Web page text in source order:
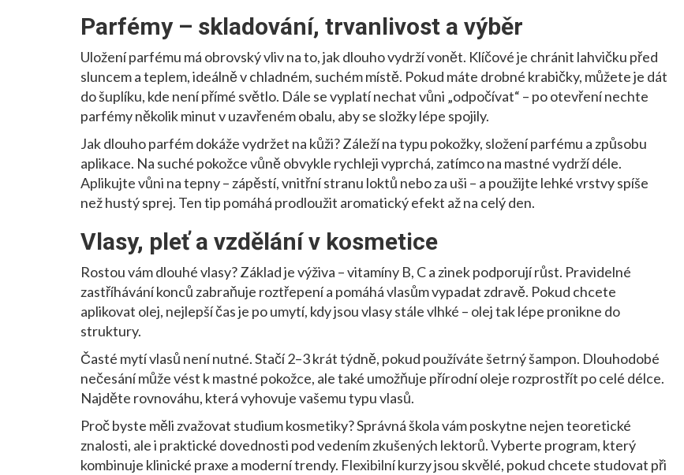
Parfémy – skladování, trvanlivost a výběr
Uložení parfému má obrovský vliv na to, jak dlouho vydrží vonět. Klíčové je chránit lahvičku před
sluncem a teplem, ideálně v chladném, suchém místě. Pokud máte drobné krabičky, můžete je dát
do šuplíku, kde není přímé světlo. Dále se vyplatí nechat vůni „odpočívat“ – po otevření nechte
parfémy několik minut v uzavřeném obalu, aby se složky lépe spojily.
Jak dlouho parfém dokáže vydržet na kůži? Záleží na typu pokožky, složení parfému a způsobu
aplikace. Na suché pokožce vůně obvykle rychleji vyprchá, zatímco na mastné vydrží déle.
Aplikujte vůni na tepny – zápěstí, vnitřní stranu loktů nebo za uši – a použijte lehké vrstvy spíše
než hustý sprej. Ten tip pomáhá prodloužit aromatický efekt až na celý den.
Vlasy, pleť a vzdělání v kosmetice
Rostou vám dlouhé vlasy? Základ je výživa – vitamíny B, C a zinek podporují růst. Pravidelné
zastříhávání konců zabraňuje roztřepení a pomáhá vlasům vypadat zdravě. Pokud chcete
aplikovat olej, nejlepší čas je po umytí, kdy jsou vlasy stále vlhké – olej tak lépe pronikne do
struktury.
Časté mytí vlasů není nutné. Stačí 2–3 krát týdně, pokud používáte šetrný šampon. Dlouhodobé
nečesání může vést k mastné pokožce, ale také umožňuje přírodní oleje rozprostřít po celé délce.
Najděte rovnováhu, která vyhovuje vašemu typu vlasů.
Proč byste měli zvažovat studium kosmetiky? Správná škola vám poskytne nejen teoretické
znalosti, ale i praktické dovednosti pod vedením zkušených lektorů. Vyberte program, který
kombinuje klinické praxe a moderní trendy. Flexibilní kurzy jsou skvělé, pokud chcete studovat při